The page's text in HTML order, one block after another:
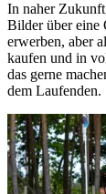
In naher
Bilder über eine
erwerben, aber
kaufen und in
das gerne
dem Laufenden.